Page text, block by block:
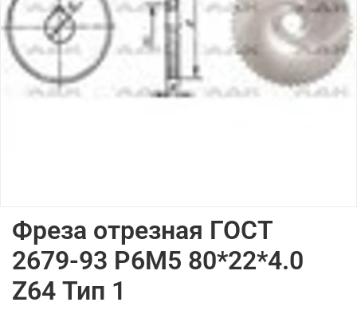
Фреза отрезная ГОСТ
2679-93 Р6М5 80*22*4.0
Z64 Тип 1